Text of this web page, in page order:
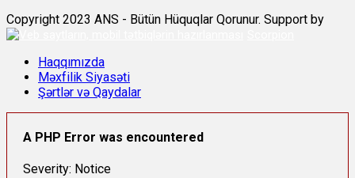
Copyright 2023 ANS - Bütün Hüquqlar Qorunur. Support by
Haqqımızda
Məxfilik Siyasəti
Şərtlər və Qaydalar
A PHP Error was encountered
Severity: Notice